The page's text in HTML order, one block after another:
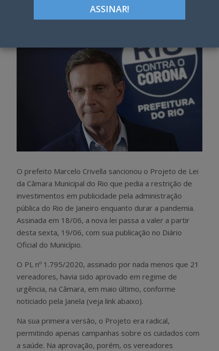
O prefeito Marcelo Crivella sancionou o Projeto de Lei
da Câmara Municipal do Rio que pedia a restrição de
investimentos em publicidade pela administração
pública do Rio de Janeiro enquanto durar a pandemia.
Assinada em 18/06, a nova lei passa a valer a partir
desta sexta, 19/06, com sua publicação no Diário
Oficial do Município.
O PL nº 1.795/2020, assinado por nada menos que 21
vereadores, havia sido aprovado em regime de
urgência, na Câmara, em maio último, conforme
noticiado pela Janela (veja link abaixo).
Na sua primeira versão, o Projeto era radical,
permitindo apenas campanhas sobre os cuidados com
a saúde. Na aprovação, porém, os vereadores